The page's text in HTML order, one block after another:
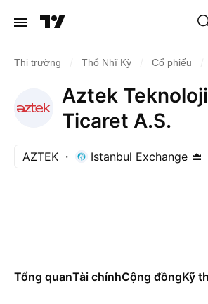
Thị trường Thổ Nhĩ Kỳ Cổ phiếu
Aztek
Ticaret A.S.
AZTEK Istanbul Exchange
Tổng quanTài chínhCộng đồngKỹ